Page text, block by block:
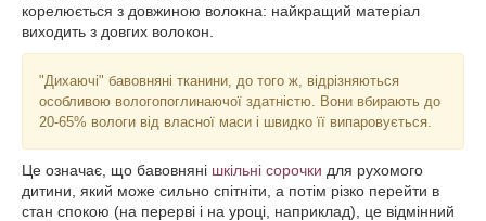
корелюється з довжиною волокна: найкращий матеріал
виходить з довгих волокон.
"Дихаючі" бавовняні тканини, до того ж, відрізняються
особливою вологопоглинаючої здатністю. Вони вбирають до
20-65% вологи від власної маси і швидко її випаровується.
Це означає, що бавовняні шкільні сорочки для рухомого
дитини, який може сильно спітніти, а потім різко перейти в
стан спокою (на перерві і на уроці, наприклад), це відмінний